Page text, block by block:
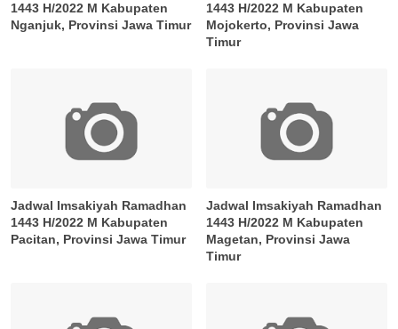
1443 H/2022 M Kabupaten
Nganjuk, Provinsi Jawa Timur
1443 H/2022 M Kabupaten
Mojokerto, Provinsi Jawa
Timur
Jadwal Imsakiyah Ramadhan
1443 H/2022 M Kabupaten
Pacitan, Provinsi Jawa Timur
Jadwal Imsakiyah Ramadhan
1443 H/2022 M Kabupaten
Magetan, Provinsi Jawa
Timur